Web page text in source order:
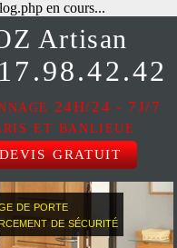
en cours...
Artisan
24H/24 - 7J/7
et banlieue
gratuit
de porte
de sécurité